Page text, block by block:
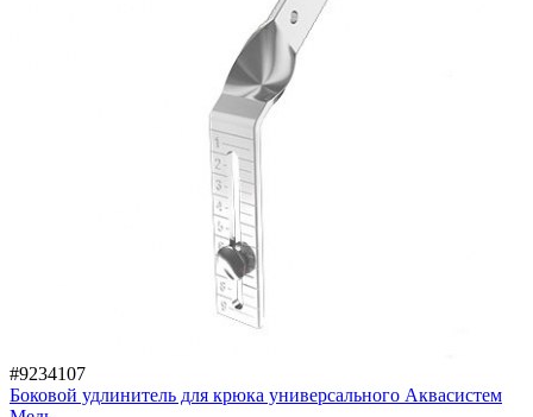
#9234107
Боковой удлинитель для крюка универсального Аквасистем